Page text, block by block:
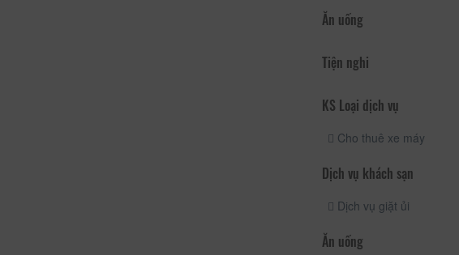
Ăn uống
Tiện nghi
KS Loại dịch vụ
Cho thuê xe máy
Dịch vụ khách sạn
Dịch vụ giặt ủi
Ăn uống